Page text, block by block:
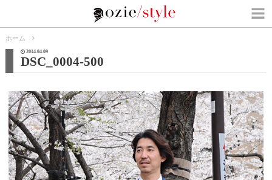
ホーム
2014.04.09
DSC_0004-500